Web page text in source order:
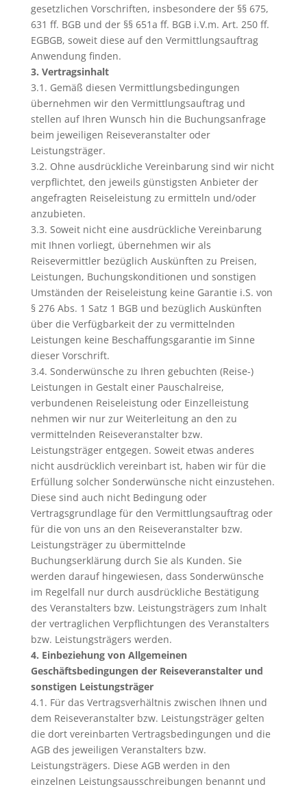
gesetzlichen Vorschriften, insbesondere der §§ 675,
631 ff. BGB und der §§ 651a ff. BGB i.V.m. Art. 250 ff.
EGBGB, soweit diese auf den Vermittlungsauftrag
Anwendung finden.
3. Vertragsinhalt
3.1. Gemäß diesen Vermittlungsbedingungen
übernehmen wir den Vermittlungsauftrag und
stellen auf Ihren Wunsch hin die Buchungsanfrage
beim jeweiligen Reiseveranstalter oder
Leistungsträger.
3.2. Ohne ausdrückliche Vereinbarung sind wir nicht
verpflichtet, den jeweils günstigsten Anbieter der
angefragten Reiseleistung zu ermitteln und/oder
anzubieten.
3.3. Soweit nicht eine ausdrückliche Vereinbarung
mit Ihnen vorliegt, übernehmen wir als
Reisevermittler bezüglich Auskünften zu Preisen,
Leistungen, Buchungskonditionen und sonstigen
Umständen der Reiseleistung keine Garantie i.S. von
§ 276 Abs. 1 Satz 1 BGB und bezüglich Auskünften
über die Verfügbarkeit der zu vermittelnden
Leistungen keine Beschaffungsgarantie im Sinne
dieser Vorschrift.
3.4. Sonderwünsche zu Ihren gebuchten (Reise-)
Leistungen in Gestalt einer Pauschalreise,
verbundenen Reiseleistung oder Einzelleistung
nehmen wir nur zur Weiterleitung an den zu
vermittelnden Reiseveranstalter bzw.
Leistungsträger entgegen. Soweit etwas anderes
nicht ausdrücklich vereinbart ist, haben wir für die
Erfüllung solcher Sonderwünsche nicht einzustehen.
Diese sind auch nicht Bedingung oder
Vertragsgrundlage für den Vermittlungsauftrag oder
für die von uns an den Reiseveranstalter bzw.
Leistungsträger zu übermittelnde
Buchungserklärung durch Sie als Kunden. Sie
werden darauf hingewiesen, dass Sonderwünsche
im Regelfall nur durch ausdrückliche Bestätigung
des Veranstalters bzw. Leistungsträgers zum Inhalt
der vertraglichen Verpflichtungen des Veranstalters
bzw. Leistungsträgers werden.
4. Einbeziehung von Allgemeinen
Geschäftsbedingungen der Reiseveranstalter und
sonstigen Leistungsträger
4.1. Für das Vertragsverhältnis zwischen Ihnen und
dem Reiseveranstalter bzw. Leistungsträger gelten
die dort vereinbarten Vertragsbedingungen und die
AGB des jeweiligen Veranstalters bzw.
Leistungsträgers. Diese AGB werden in den
einzelnen Leistungsausschreibungen benannt und